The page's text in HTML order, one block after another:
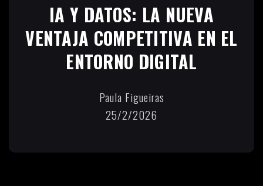
IA Y DATOS: LA NUEVA
VENTAJA COMPETITIVA EN EL
ENTORNO DIGITAL
Paula Figueiras
25/2/2026